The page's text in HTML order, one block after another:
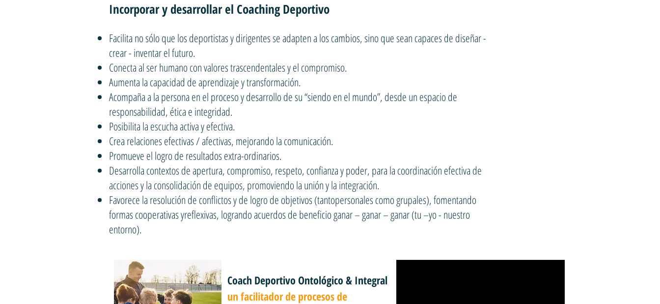
Incorporar y desarrollar el Coaching Deportivo
Facilita no sólo que los deportistas y dirigentes se adapten a los cambios, sino que sean capaces de diseñar -
crear - inventar el futuro.
Conecta al ser humano con valores trascendentales y el compromiso.
Aumenta la capacidad de aprendizaje y transformación.
Acompaña a la persona en el proceso y desarrollo de su “siendo en el mundo”, desde un espacio de
responsabilidad, ética e integridad.
Posibilita la escucha activa y efectiva.
Crea relaciones efectivas / afectivas, mejorando la comunicación.
Promueve el logro de resultados extra-ordinarios.
Desarrolla contextos de apertura, compromiso, respeto, confianza y poder, para la coordinación efectiva de
acciones y la consolidación de equipos, promoviendo la unión y la integración.
Favorece la resolución de conflictos y de logro de objetivos (tantopersonales como grupales), fomentando
formas cooperativas yreflexivas, logrando acuerdos de beneficio ganar – ganar – ganar (tu –yo - nuestro
entorno).
Coach Deportivo Ontológico & Integral
un facilitador de procesos de